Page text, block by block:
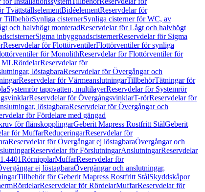
TvättställselementBidéelementReservdelar för
TillbehörSynliga cisternerSynliga cisterner för WC, av
och halvhögt monteradReservdelar för Lågt och halvhögt
Sigma inbyggnadscisternerReservdelar för Sigma
Reservdelar för FlottörventilerFlottörventiler för synliga
för MonolithReservdelar för Flottörventiler för
MLRördelarReservdelar för
löstagbaraReservdelar för Övergångar och
Reservdelar för VärmeanslutningarTillbehörTätningar för
Systemrör tappvatten, multilayerReservdelar för Systemrör
Reservdelar för ÖvergångsvinklarT-rörReservdelar för
löstagbaraReservdelar för Övergångar och
för Fördelare med gängad
för flänskopplingarGeberit Mapress Rostfritt StålGeberit
för MuffarReduceringarReservdelar för
Reservdelar för Övergångar ej löstagbaraÖvergångar och
Reservdelar för FörslutningarAnslutningarReservdelar
RörnipplarMuffarReservdelar för
ej löstagbaraÖvergångar och anslutningar,
Tillbehör för Geberit Mapress Rostfritt StålSkyddskåpor
RördelarReservdelar för RördelarMuffarReservdelar för